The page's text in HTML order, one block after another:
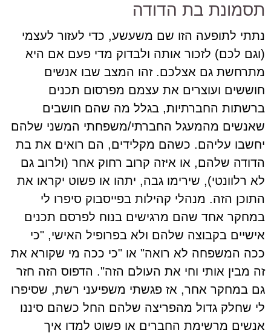
תסמונת בת הדודה
נתתי לתופעה הזו שם משעשע, כדי לעזור לעצמי
(וגם לכם) לזכור אותה ולבדוק מדי פעם אם היא
מתרחשת גם אצלכם. זהו המצב שבו אנשים
חוששים ועוצרים את עצמם מפרסום תכנים
ברשתות החברתיות, בגלל מה שהם חושבים
שאנשים מהמעגל החברתי/משפחתי המשני שלהם
יחשבו עליהם. כשהם מקלידים, הם רואים את בת
הדודה שלהם, או איזה קרוב רחוק אחר (ולרוב גם
לא רלוונטי), שירימו גבה, יתהו או פשוט יקראו את
התוכן הזה. מנהלי קהילות בפייסבוק סיפרו לי
במחקר אחד שהם מרגישים בנוח לפרסם תכנים
אישיים בקבוצה שלהם ולא בפרופיל האישי, "כי
ככה המשפחה לא רואה" או "כי ככה מי שקורא את
זה מבין אותי וחי את העולם הזה". הדפוס הזה חזר
גם במחקר אחר, אז פגשתי משפיעני רשת, שסיפרו
לי שחלק גדול מהפריצה שלהם החל כשהם סיננו
אנשים מרשימת החברים או פשוט למדו איך